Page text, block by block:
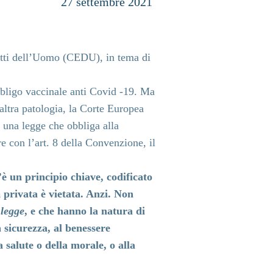
dell’Uomo (CEDU), in tema di
vaccinale anti Covid -19. Ma
patologia, la Corte Europea
legge che obbliga alla
con l’art. 8 della Convenzione, il
un principio chiave, codificato
è vietata. Anzi. Non
legge, e che hanno la natura di
al benessere
salute o della morale, o alla